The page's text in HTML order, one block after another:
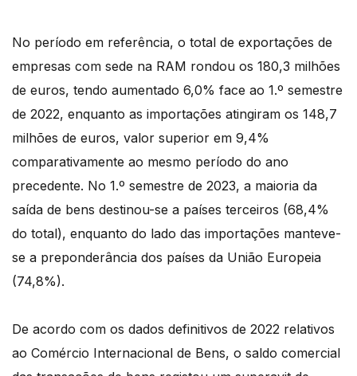
No período em referência, o total de exportações de
empresas com sede na RAM rondou os 180,3 milhões
de euros, tendo aumentado 6,0% face ao 1.º semestre
de 2022, enquanto as importações atingiram os 148,7
milhões de euros, valor superior em 9,4%
comparativamente ao mesmo período do ano
precedente. No 1.º semestre de 2023, a maioria da
saída de bens destinou-se a países terceiros (68,4%
do total), enquanto do lado das importações manteve-
se a preponderância dos países da União Europeia
(74,8%).
De acordo com os dados definitivos de 2022 relativos
ao Comércio Internacional de Bens, o saldo comercial